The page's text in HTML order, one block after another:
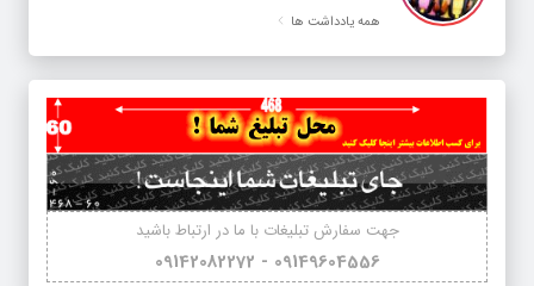
خوی
همه یادداشت ها
جهت سفارش تبلیغات با ما در ارتباط باشید
09149604556 - 09142082272